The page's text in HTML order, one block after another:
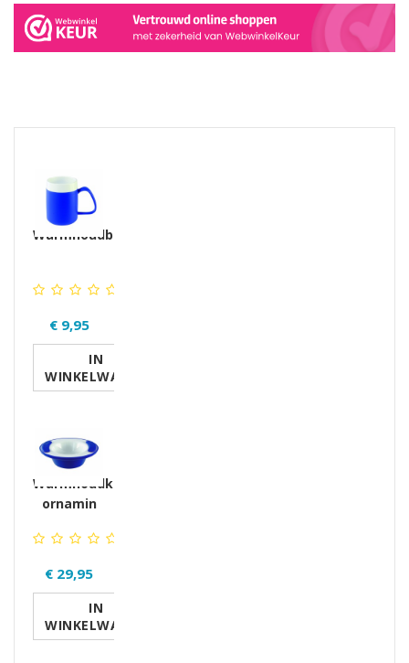
Warmhoudbeker
€ 9,95
IN
WINKELWAGEN
Warmhoudkom
ornamin
€ 29,95
IN
WINKELWAGEN